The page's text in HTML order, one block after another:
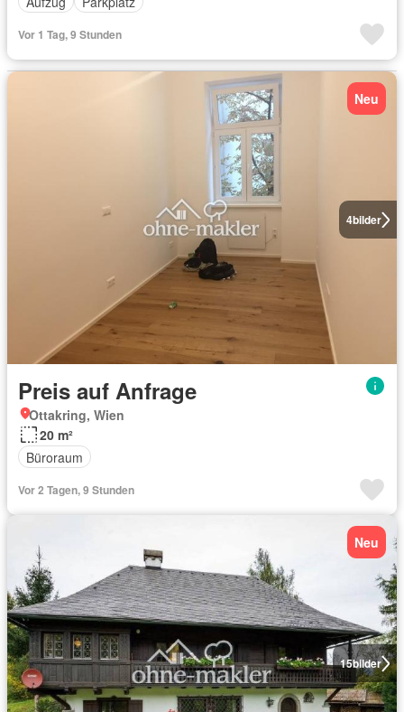
Vor 1 Tag, 9 Stunden
4bilder
Neu
Preis auf Anfrage
Ottakring, Wien
20 m²
Büroraum
Vor 2 Tagen, 9 Stunden
15bilder
Neu